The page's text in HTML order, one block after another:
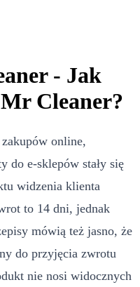
- Jak
Cleaner?
online,
do e-sklepów stały się
widzenia klienta
to 14 dni, jednak
mówią też jasno, że
do przyjęcia zwrotu
nie nosi widocznych